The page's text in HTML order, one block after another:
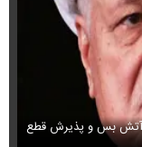
آتش بس و پذیرش قطع